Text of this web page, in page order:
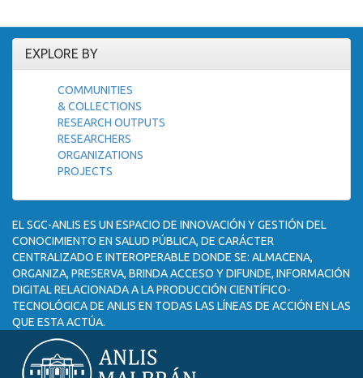
EXPLORE BY
COMMUNITIES
& COLLECTIONS
RESEARCH OUTPUTS
RESEARCHERS
ORGANIZATIONS
PROJECTS
EL SGC-ANLIS ES UN ESPACIO DE INNOVACIÓN Y GESTIÓN DEL
CONOCIMIENTO EN SALUD PÚBLICA, DE CARÁCTER
CENTRALIZADO E INTEROPERABLE DONDE SE: ALMACENA,
ORGANIZA, PRESERVA, BRINDA ACCESO Y DIFUNDE, INFORMACIÓN
DIGITAL RELACIONADA A LA PRODUCCIÓN CIENTÍFICO-
TECNOLÓGICA DE ANLIS EN TODAS LAS LÍNEAS DE ACCIÓN EN LAS
QUE ESTA ACTÚA.